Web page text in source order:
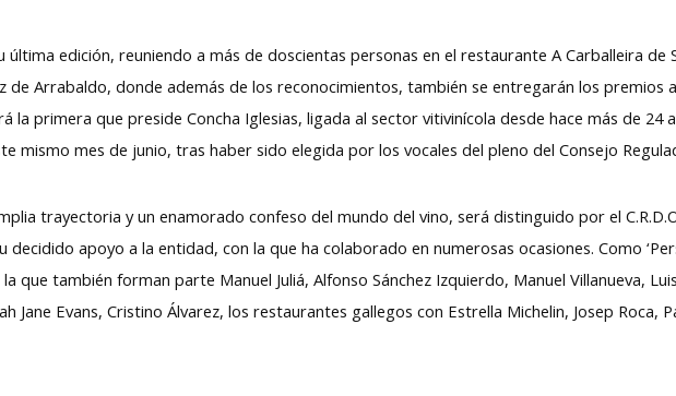
última edición, reuniendo a más de doscientas personas en el restaurante A Carballeira de
de Arrabaldo, donde además de los reconocimientos, también se entregarán los premios
la primera que preside Concha Iglesias, ligada al sector vitivinícola desde hace más de 24
mismo mes de junio, tras haber sido elegida por los vocales del pleno del Consejo
trayectoria y un enamorado confeso del mundo del vino, será distinguido por el
apoyo a la entidad, con la que ha colaborado en numerosas ocasiones. Como
que también forman parte Manuel Juliá, Alfonso Sánchez Izquierdo, Manuel Villanueva,
Jane Evans, Cristino Álvarez, los restaurantes gallegos con Estrella Michelin, Josep Roca,